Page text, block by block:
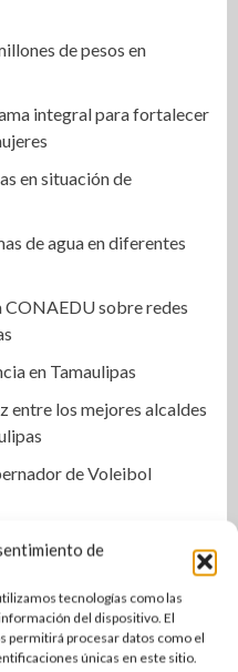
de
tecnologías como las
del dispositivo. El
permitirá procesar datos como el
únicas en este sitio.
de pesos en
integral para fortalecer
en situación de
de agua en diferentes
CONAEDU sobre redes
en Tamaulipas
entre los mejores alcaldes
de Voleibol
Nacional en
nuevo coordinador
y SET por silencio